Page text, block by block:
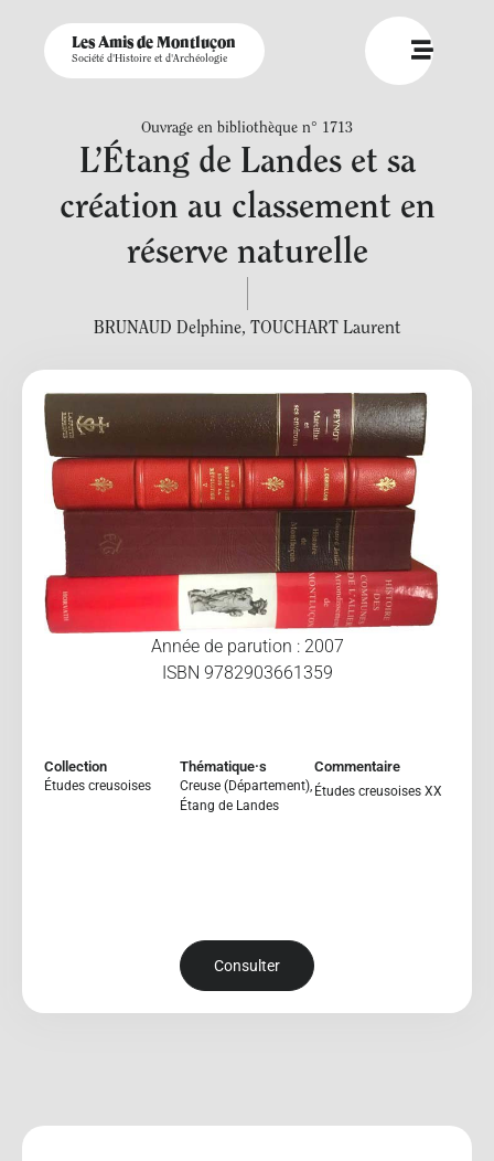
Les Amis de Montluçon
Société d'Histoire et d'Archéologie
Ouvrage en bibliothèque n° 1713
L’Étang de Landes et sa
création au classement en
réserve naturelle
BRUNAUD Delphine, TOUCHART Laurent
Année de parution : 2007
ISBN 9782903661359
Collection
Études creusoises
Thématique·s
Creuse (Département),
Étang de Landes
Commentaire
Études creusoises XX
Consulter